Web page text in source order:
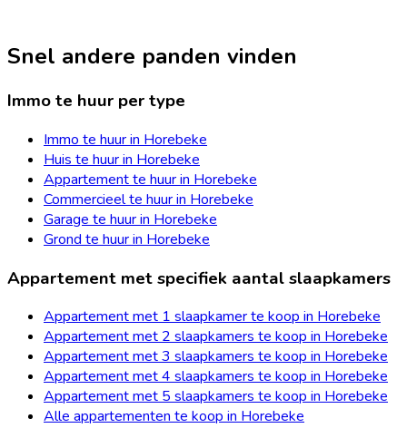
Snel andere panden vinden
Immo te huur per type
Immo te huur in Horebeke
Huis te huur in Horebeke
Appartement te huur in Horebeke
Commercieel te huur in Horebeke
Garage te huur in Horebeke
Grond te huur in Horebeke
Appartement met specifiek aantal slaapkamers
Appartement met 1 slaapkamer te koop in Horebeke
Appartement met 2 slaapkamers te koop in Horebeke
Appartement met 3 slaapkamers te koop in Horebeke
Appartement met 4 slaapkamers te koop in Horebeke
Appartement met 5 slaapkamers te koop in Horebeke
Alle appartementen te koop in Horebeke